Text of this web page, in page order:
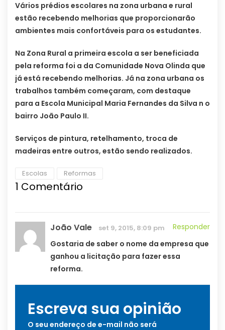
Vários prédios escolares na zona urbana e rural
estão recebendo melhorias que proporcionarão
ambientes mais confortáveis para os estudantes.
Na Zona Rural a primeira escola a ser beneficiada
pela reforma foi a da Comunidade Nova Olinda que
já está recebendo melhorias. Já na zona urbana os
trabalhos também começaram, com destaque
para a Escola Municipal Maria Fernandes da Silva n o
bairro João Paulo II.
Serviços de pintura, retelhamento, troca de
madeiras entre outros, estão sendo realizados.
Escolas Reformas
1 Comentário
João Vale set 9, 2015, 8:09 pm
Responder
Gostaria de saber o nome da empresa que
ganhou a licitação para fazer essa
reforma.
Escreva sua opinião
O seu endereço de e-mail não será